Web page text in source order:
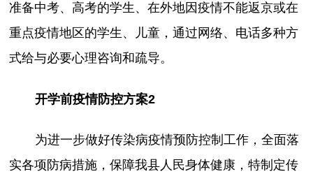
准备中考、高考的学生、在外地因疫情不能返京或在
重点疫情地区的学生、儿童，通过网络、电话多种方
式给与必要心理咨询和疏导。
开学前疫情防控方案2
为进一步做好传染病疫情预防控制工作，全面落
实各项防病措施，保障我县人民身体健康，特制定传